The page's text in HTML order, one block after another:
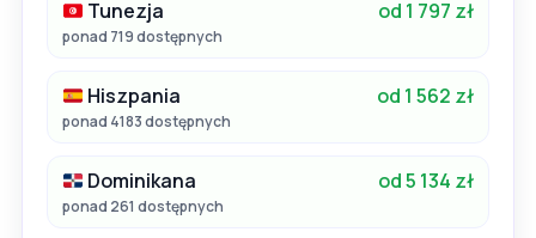
Tunezja od 1 797 zł
ponad 719 dostępnych
Hiszpania od 1 562 zł
ponad 4183 dostępnych
Dominikana od 5 134 zł
ponad 261 dostępnych